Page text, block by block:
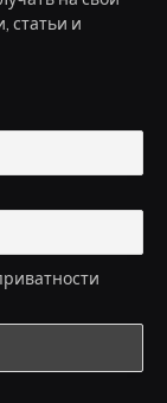
статьи и